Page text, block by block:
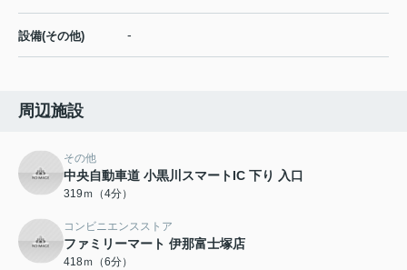
設備(その他) -
周辺施設
その他
中央自動車道 小黒川スマートIC 下り 入口
319ｍ（4分）
コンビニエンスストア
ファミリーマート 伊那富士塚店
418ｍ（6分）